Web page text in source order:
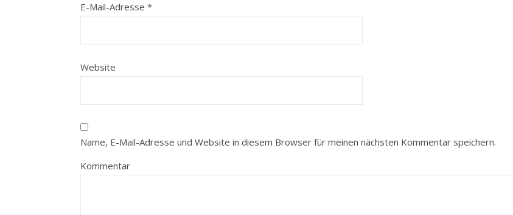
E-Mail-Adresse *
Website
Name, E-Mail-Adresse und Website in diesem Browser für meinen nächsten Kommentar speichern.
Kommentar